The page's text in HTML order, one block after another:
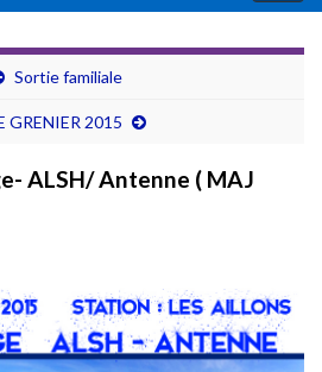
Sortie familiale
GRENIER 2015
ALSH/ Antenne ( MAJ